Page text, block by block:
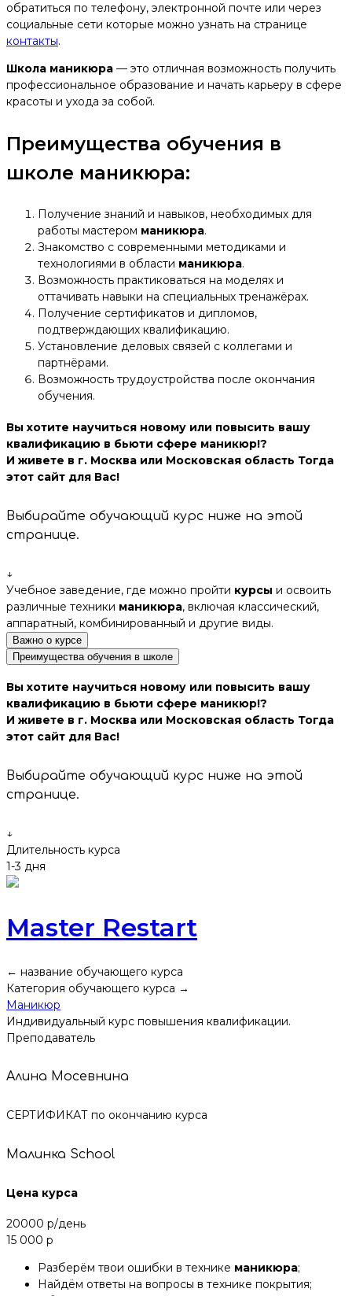
обратиться по телефону, электронной почте или через
социальные сети которые можно узнать на странице
контакты.
Школа маникюра — это отличная возможность получить
профессиональное образование и начать карьеру в сфере
красоты и ухода за собой.
Преимущества обучения в
школе маникюра:
Получение знаний и навыков, необходимых для
работы мастером маникюра.
Знакомство с современными методиками и
технологиями в области маникюра.
Возможность практиковаться на моделях и
оттачивать навыки на специальных тренажёрах.
Получение сертификатов и дипломов,
подтверждающих квалификацию.
Установление деловых связей с коллегами и
партнёрами.
Возможность трудоустройства после окончания
обучения.
Вы хотите научиться новому или повысить вашу
квалификацию в бьюти сфере маникюр!?
И живете в г. Москва или Московская область Тогда
этот сайт для Вас!
Выбирайте обучающий курс ниже на этой
странице.
↓
Учебное заведение, где можно пройти курсы и освоить
различные техники маникюра, включая классический,
аппаратный, комбинированный и другие виды.
Важно о курсе
Преимущества обучения в школе
Вы хотите научиться новому или повысить вашу
квалификацию в бьюти сфере маникюр!?
И живете в г. Москва или Московская область Тогда
этот сайт для Вас!
Выбирайте обучающий курс ниже на этой
странице.
↓
Длительность курса
1-3 дня
Master Restart
← название обучающего курса
Категория обучающего курса →
Маникюр
Индивидуальный курс повышения квалификации.
Преподаватель
Алина Мосевнина
СЕРТИФИКАТ по окончанию курса
Малинка School
Цена курса
20000 р/день
15 000 р
Разберём твои ошибки в технике маникюра;
Найдём ответы на вопросы в технике покрытия;